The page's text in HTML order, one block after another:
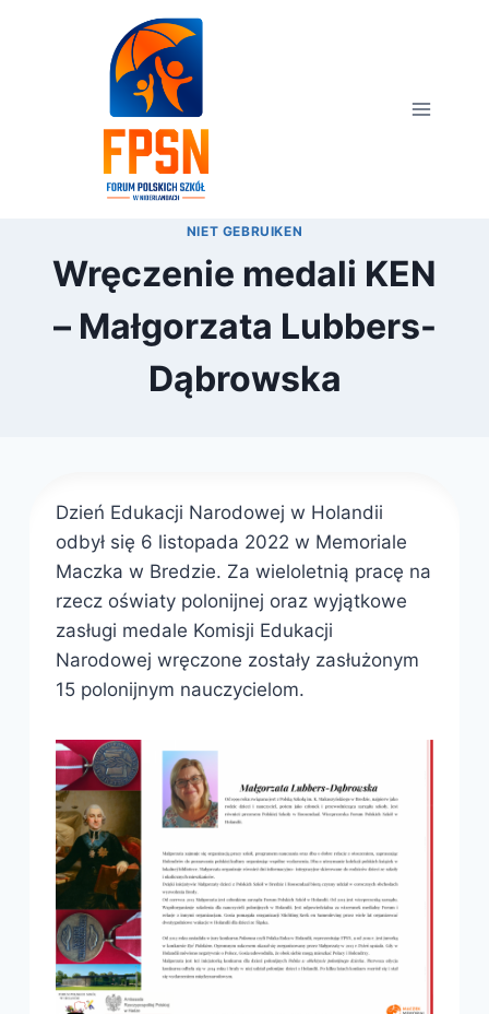
NIET GEBRUIKEN
Wręczenie medali KEN
– Małgorzata Lubbers-
Dąbrowska
Dzień Edukacji Narodowej w Holandii
odbył się 6 listopada 2022 w Memoriale
Maczka w Bredzie. Za wieloletnią pracę na
rzecz oświaty polonijnej oraz wyjątkowe
zasługi medale Komisji Edukacji
Narodowej wręczone zostały zasłużonym
15 polonijnym nauczycielom.